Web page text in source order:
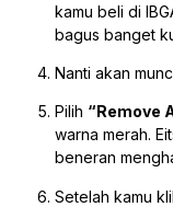
kamu beli di
bagus banget
Nanti akan
Pilih “Remove
warna merah.
beneran
Setelah kamu